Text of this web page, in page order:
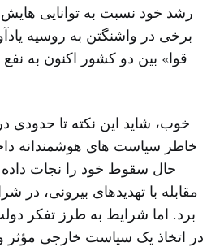
رشد خود نسبت به توانایی هایش
برخی در واشنگتن به روسیه
قوا» بین دو کشور اکنون به
خوب، شاید این نکته تا حدودی
خاطر سیاست های هوشمندانه
حال سقوط خود را نجات داده
مقابله با تهدیدهای بیرونی، در
برد. اما شرایط به طرز تفکر
در اتخاذ یک سیاست خارجی مؤثر و